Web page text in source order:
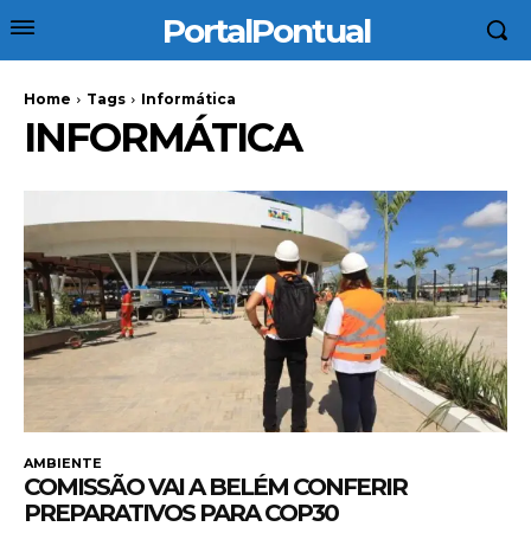
PortalPontual
Home Tags Informática
INFORMÁTICA
AMBIENTE
COMISSÃO VAI A BELÉM CONFERIR
PREPARATIVOS PARA COP30